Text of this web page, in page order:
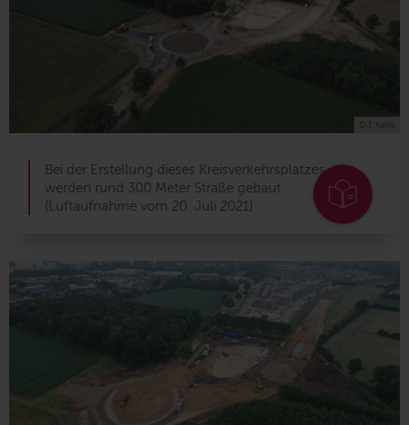
© J. Kahts
Bei der Erstellung dieses Kreisverkehrsplatzes
werden rund 300 Meter Straße gebaut
(Luftaufnahme vom 20. Juli 2021)